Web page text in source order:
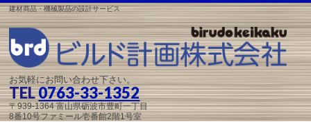
建材商品・機械製品の設計サービス
お気軽にお問い合わせ下さい。
TEL0763-33-1352
〒939-1364 富山県砺波市豊町一丁目
8番10号ファミール壱番館2階1号室